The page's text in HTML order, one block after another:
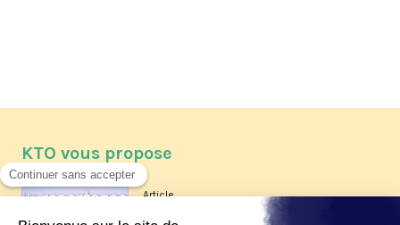
KTO vous propose
Article
Les reportages d'été 2026 de KTO